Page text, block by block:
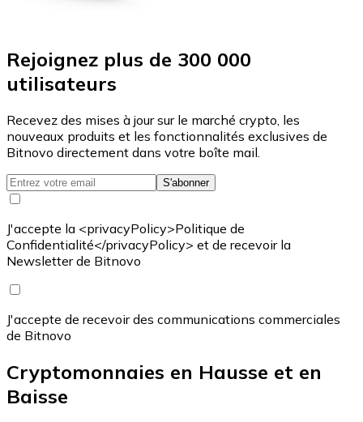
Rejoignez plus de 300 000
utilisateurs
Recevez des mises à jour sur le marché crypto, les
nouveaux produits et les fonctionnalités exclusives de
Bitnovo directement dans votre boîte mail.
S'abonner
J'accepte la <privacyPolicy>Politique de
Confidentialité</privacyPolicy> et de recevoir la
Newsletter de Bitnovo
J'accepte de recevoir des communications commerciales
de Bitnovo
Cryptomonnaies en Hausse et en
Baisse